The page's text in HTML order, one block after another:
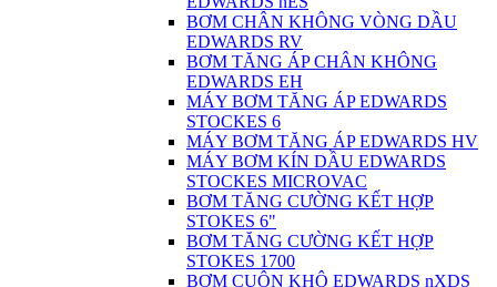
BƠM CHÂN KHÔNG VÒNG DẦU
EDWARDS RV
BƠM TĂNG ÁP CHÂN KHÔNG
EDWARDS EH
MÁY BƠM TĂNG ÁP EDWARDS
STOCKES 6
MÁY BƠM TĂNG ÁP EDWARDS HV
MÁY BƠM KÍN DẦU EDWARDS
STOCKES MICROVAC
BƠM TĂNG CƯỜNG KẾT HỢP
STOKES 6"
BƠM TĂNG CƯỜNG KẾT HỢP
STOKES 1700
BƠM CUỘN KHÔ EDWARDS nXDS